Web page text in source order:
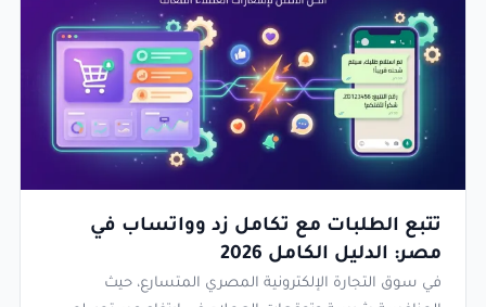
تتبع الطلبات مع تكامل زد وواتساب في
مصر: الدليل الكامل 2026
في سوق التجارة الإلكترونية المصري المتسارع، حيث